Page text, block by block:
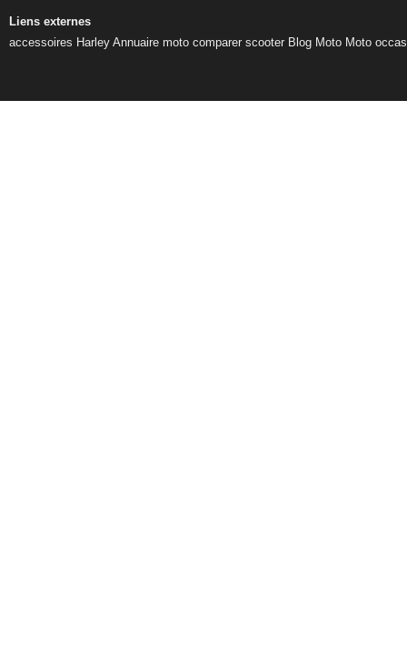
Liens externes
accessoires Harley Annuaire moto comparer scooter Blog Moto Moto